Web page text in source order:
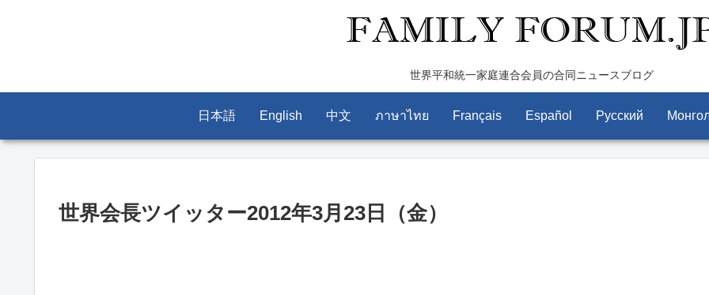
世界平和統一家庭連合会員の合同ニュースブログ
日本語 English 中文 ภาษาไทย Français Español Pусский
世界会長ツイッター2012年3月23日（金）